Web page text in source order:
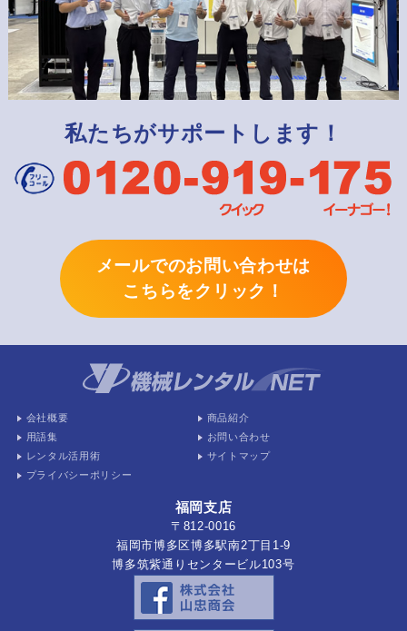
私たちがサポートします！
メールでのお問い合わせは
こちらをクリック！
会社概要
商品紹介
用語集
お問い合わせ
レンタル活用術
サイトマップ
プライバシーポリシー
福岡支店
〒812-0016
福岡市博多区博多駅南2丁目1-9
博多筑紫通りセンタービル103号